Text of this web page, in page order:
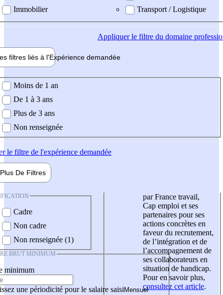
Immobilier
Transport / Logistique
Appliquerle filtre du domaine
filtres liés à l'Expérience demandée
demandée
Moins de 1 an
De 1 à 3 ans
Plus de 3 ans
Non renseignée
le filtre de l'expérience demandée
Plus De Filtres
Cadre
Non cadre
Non renseignée (1)
BRUT MINIMUM
minimum
une périodicité pour le salaire saisi
par France travail,
Cap emploi et ses
partenaires pour ses
actions concrètes en
faveur du recrutement,
de l’intégration et de
l’accompagnement de
ses collaborateurs en
situation de handicap.
Pour en savoir plus,
consultez cet article.